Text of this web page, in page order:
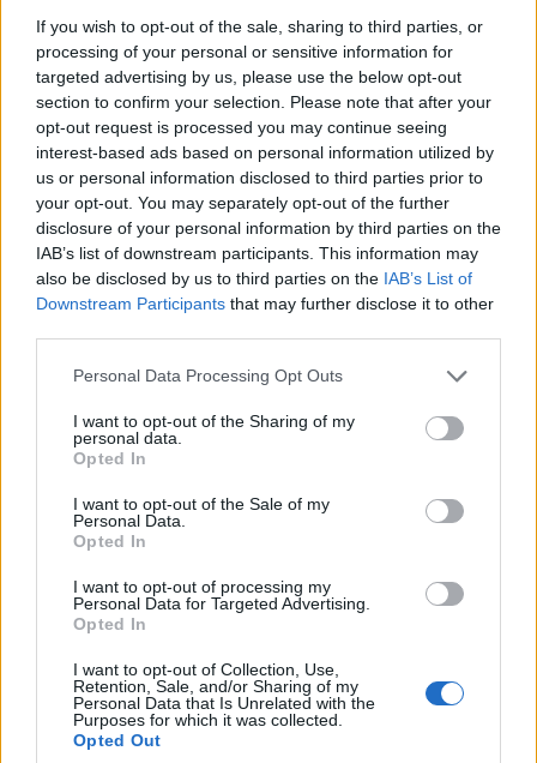
If you wish to opt-out of the sale, sharing to third parties, or
processing of your personal or sensitive information for
targeted advertising by us, please use the below opt-out
section to confirm your selection. Please note that after your
opt-out request is processed you may continue seeing
interest-based ads based on personal information utilized by
us or personal information disclosed to third parties prior to
your opt-out. You may separately opt-out of the further
disclosure of your personal information by third parties on the
IAB’s list of downstream participants. This information may
also be disclosed by us to third parties on the IAB’s List of
Downstream Participants that may further disclose it to other
Personal Data Processing Opt Outs
I want to opt-out of the Sharing of my
personal data.
Opted In
I want to opt-out of the Sale of my
Personal Data.
Opted In
I want to opt-out of processing my
Personal Data for Targeted Advertising.
Opted In
I want to opt-out of Collection, Use,
Retention, Sale, and/or Sharing of my
Personal Data that Is Unrelated with the
Purposes for which it was collected.
Opted Out
LUINO
Luino festeggia la maestra Giuseppina
Maspero: cento anni tra scuola, famiglia
e comunità